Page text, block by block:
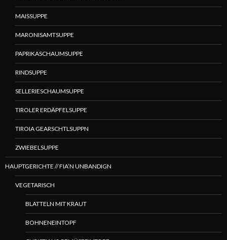
MAISSUPPE
MARONISAMTSUPPE
PAPRIKASCHAUMSUPPE
RINDSUPPE
SELLERIESCHAUMSUPPE
TIROLER ERDÄPFELSUPPE
TIROIA GEARSCHTLSUPPN
ZWIEBELSUPPE
HAUPTGERICHTE // FIA’N UNBANDIGN
VEGETARISCH
BLATTELN MIT KRAUT
BOHNENEINTOPF